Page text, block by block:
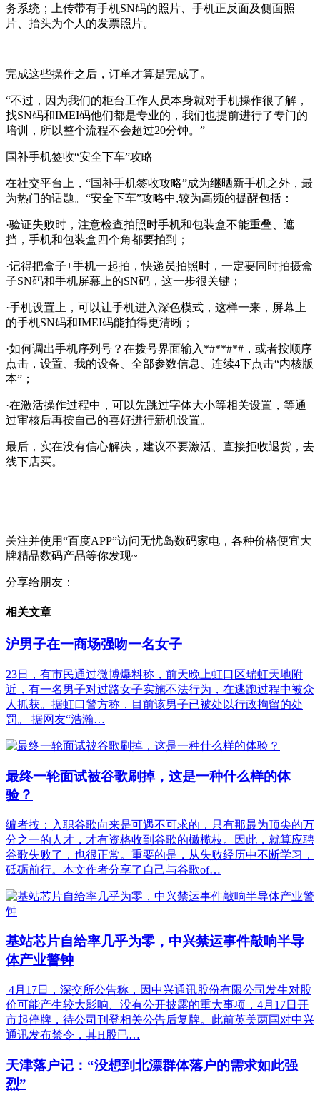
务系统；上传带有手机SN码的照片、手机正反面及侧面照
片、抬头为个人的发票照片。
完成这些操作之后，订单才算是完成了。
“不过，因为我们的柜台工作人员本身就对手机操作很了解，
找SN码和IMEI码他们都是专业的，我们也提前进行了专门的
培训，所以整个流程不会超过20分钟。”
国补手机签收“安全下车”攻略
在社交平台上，“国补手机签收攻略”成为继晒新手机之外，最
为热门的话题。“安全下车”攻略中,较为高频的提醒包括：
·验证失败时，注意检查拍照时手机和包装盒不能重叠、遮
挡，手机和包装盒四个角都要拍到；
·记得把盒子+手机一起拍，快递员拍照时，一定要同时拍摄盒
子SN码和手机屏幕上的SN码，这一步很关键；
·手机设置上，可以让手机进入深色模式，这样一来，屏幕上
的手机SN码和IMEI码能拍得更清晰；
·如何调出手机序列号？在拨号界面输入*#**#*#，或者按顺序
点击，设置、我的设备、全部参数信息、连续4下点击“内核版
本”；
·在激活操作过程中，可以先跳过字体大小等相关设置，等通
过审核后再按自己的喜好进行新机设置。
最后，实在没有信心解决，建议不要激活、直接拒收退货，去
线下店买。
关注并使用“百度APP”访问无忧岛数码家电，各种价格便宜大
牌精品数码产品等你发现~
分享给朋友：
相关文章
沪男子在一商场强吻一名女子
23日，有市民通过微博爆料称，前天晚上虹口区瑞虹天地附
近，有一名男子对过路女子实施不法行为，在逃跑过程中被众
人抓获。据虹口警方称，目前该男子已被处以行政拘留的处
罚。 据网友“浩瀚…
最终一轮面试被谷歌刷掉，这是一种什么样的体
验？
编者按：入职谷歌向来是可遇不可求的，只有那最为顶尖的万
分之一的人才，才有资格收到谷歌的橄榄枝。因此，就算应聘
谷歌失败了，也很正常。重要的是，从失败经历中不断学习，
砥砺前行。本文作者分享了自己与谷歌of…
基站芯片自给率几乎为零，中兴禁运事件敲响半导
体产业警钟
4月17日，深交所公告称，因中兴通讯股份有限公司发生对股
价可能产生较大影响、没有公开披露的重大事项，4月17日开
市起停牌，待公司刊登相关公告后复牌。此前英美两国对中兴
通讯发布禁令，其H股已…
天津落户记：“没想到北漂群体落户的需求如此强
烈”